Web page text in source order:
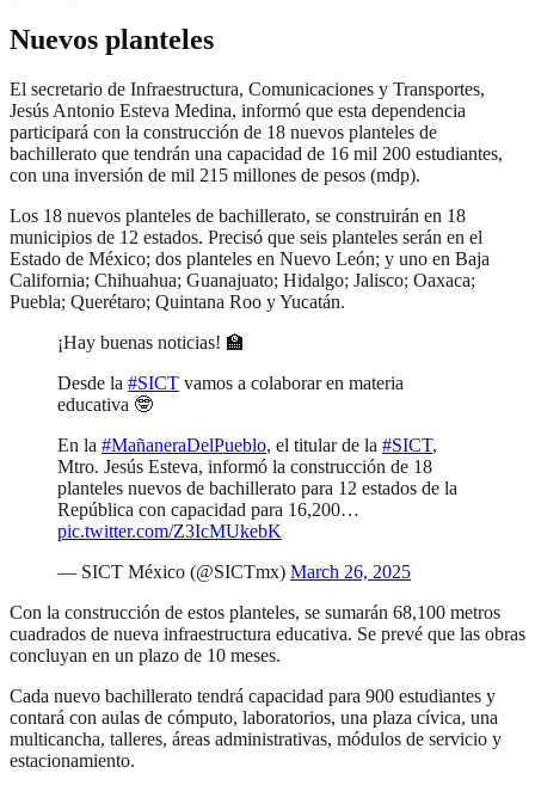
Nuevos planteles
El secretario de Infraestructura, Comunicaciones y Transportes,
Jesús Antonio Esteva Medina, informó que esta dependencia
participará con la construcción de 18 nuevos planteles de
bachillerato que tendrán una capacidad de 16 mil 200 estudiantes,
con una inversión de mil 215 millones de pesos (mdp).
Los 18 nuevos planteles de bachillerato, se construirán en 18
municipios de 12 estados. Precisó que seis planteles serán en el
Estado de México; dos planteles en Nuevo León; y uno en Baja
California; Chihuahua; Guanajuato; Hidalgo; Jalisco; Oaxaca;
Puebla; Querétaro; Quintana Roo y Yucatán.
¡Hay buenas noticias! 🏫
Desde la #SICT vamos a colaborar en materia
educativa 🤓
En la #MañaneraDelPueblo, el titular de la #SICT,
Mtro. Jesús Esteva, informó la construcción de 18
planteles nuevos de bachillerato para 12 estados de la
República con capacidad para 16,200…
pic.twitter.com/Z3IcMUkebK
— SICT México (@SICTmx) March 26, 2025
Con la construcción de estos planteles, se sumarán 68,100 metros
cuadrados de nueva infraestructura educativa. Se prevé que las obras
concluyan en un plazo de 10 meses.
Cada nuevo bachillerato tendrá capacidad para 900 estudiantes y
contará con aulas de cómputo, laboratorios, una plaza cívica, una
multicancha, talleres, áreas administrativas, módulos de servicio y
estacionamiento.